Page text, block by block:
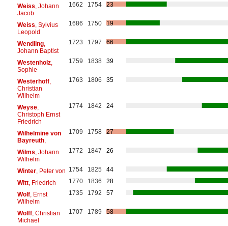
Weiss , Johann
Jacob
1662 1754 23
Weiss , Sylvius
Leopold
1686 1750 19
Wendling,
Johann Baptist
1723 1797 66
Westenholz,
Sophie
1759 1838 39
Westerhoff,
Christian
Wilhelm
1763 1806 35
Weyse,
Christoph Ernst
Friedrich
1774 1842 24
Wilhelmine von
Bayreuth,
1709 1758 27
Wilms , Johann
Wilhelm
1772 1847 26
Winter, Peter von 1754 1825
44
Witt, Friedrich 1770 1836
28
Wolf, Ernst
Wilhelm
1735 1792 57
Wolff, Christian
Michael
1707 1789 58